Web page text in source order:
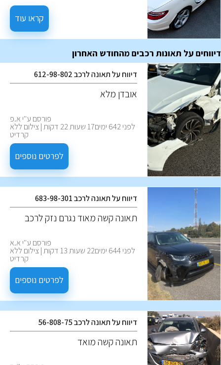
אפשרות יש צירוף ייחודי של יתרונות
וחסכונות. הבנה של אלו, תעזור לבצע
את ההחלטה המיטבית לצרכים
שלכם.
קראו עוד
דיווחים על תאונות רכבים מהחודש האחרון
דיווח על תאונה לרכב 612-98-802
אובדן מלא
פורסם ע''י א.פ
לפני 642 ימים17 שעות 22 דקות | צילום ללא
קרדיט
לפרטים נוספים
דיווח על תאונה לרכב 683-98-301
‏תאונה קשה מאוד נגרם נזק לרכב
פורסם ע''י א.א
לפני 644 ימים22 שעות 13 דקות | צילום ללא
קרדיט
לפרטים נוספים
דיווח על תאונה לרכב 56-808-75
תאונה קשה מואד